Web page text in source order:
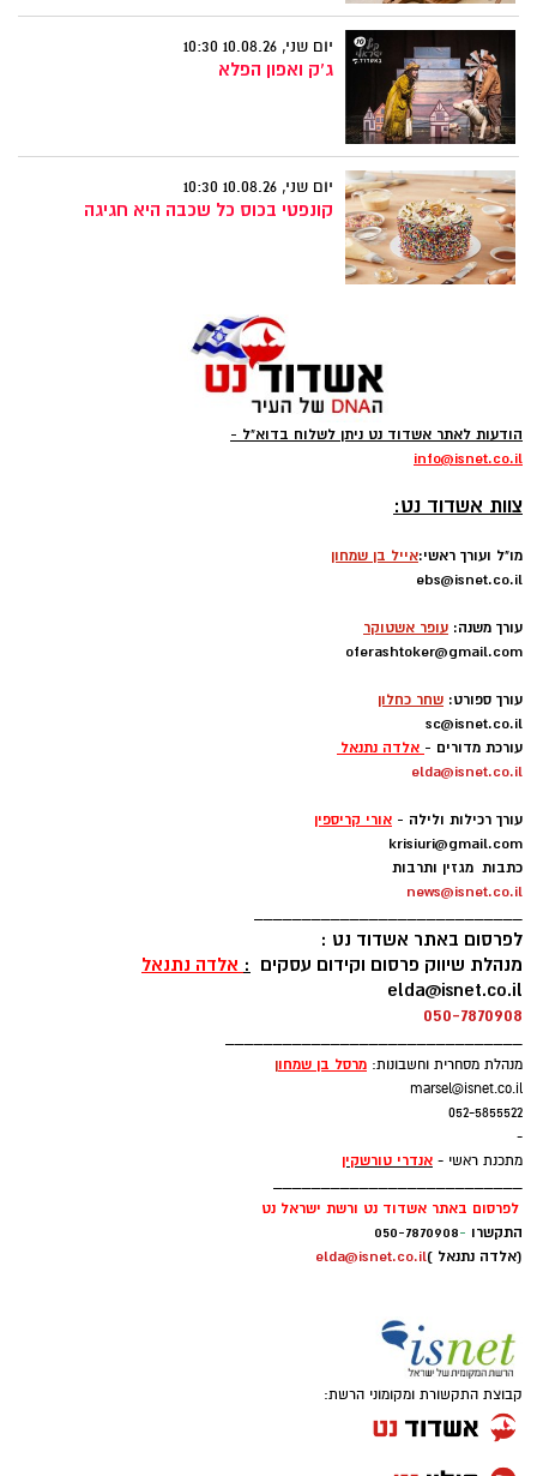
יום שני, 10.08.26 10:30
ג'ק ואפון הפלא
יום שני, 10.08.26 10:30
קונפטי בכוס כל שכבה היא חגיגה
הודעות לאתר אשדוד נט ניתן לשלוח בדוא"ל -
info@isnet.co.il
צוות אשדוד נט:
מו"ל ועורך ראשי:אייל בן שמחון
ebs@isnet.co.il
עורך משנה: עופר אשטוקר
oferashtoker@gmail.com
עורך ספורט: שחר כחלון
sc@isnet.co.il
עורכת מדורים - אלדה נתנאל
elda@isnet.co.il
עורך רכילות ולילה - אורי קריספין
krisiuri@gmail.com
כתבות מגזין ותרבות
news@isnet.co.il
____________________________
לפרסום באתר אשדוד נט :
מנהלת שיווק פרסום וקידום עסקים : אלדה נתנאל
elda@isnet.co.il
050-7870908
_______________________________
מנהלת מסחרית וחשבונות: מרסל בן שמחון
marsel@isnet.co.il
052-5855522
-
מתכנת ראשי - אנדרי טורשקין
__________________________
לפרסום באתר אשדוד נט ורשת ישראל נט
התקשרו -
050-7870908
(אלדה נתנאל )elda@isnet.co.il
קבוצת התקשורת ומקומוני הרשת: